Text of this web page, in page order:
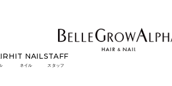
HIT NAIL
ネイル
STAFF
スタッフ
の光に映える最旬ネイルカラーと似合わせの法則